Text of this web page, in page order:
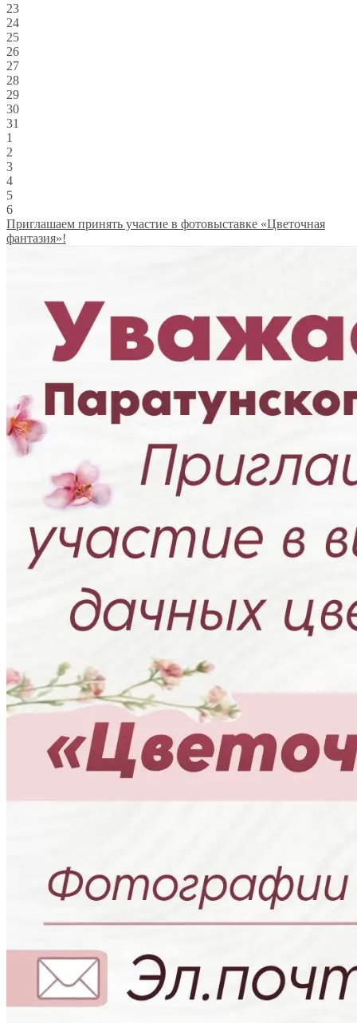
23
24
25
26
27
28
29
30
31
1
2
3
4
5
6
Приглашаем принять участие в фотовыставке «Цветочная
фантазия»!